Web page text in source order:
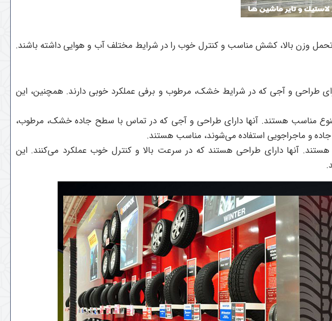
تحمل وزن بالا، کشش مناسب و کنترل خوب را در شرایط مختلف آب و هوایی داشته باشند.
طراحی و آجی که در شرایط خشک، مرطوب و برفی عملکرد خوبی دارند. همچنین، این
مناسب هستند. آنها دارای طراحی و آجی که در تماس با سطح جاده خشک، مرطوب،
و ماجراجویی استفاده می‌شوند، مناسب هستند.
آنها دارای طراحی هستند که در سرعت بالا و کنترل خوب عملکرد می‌کنند. این